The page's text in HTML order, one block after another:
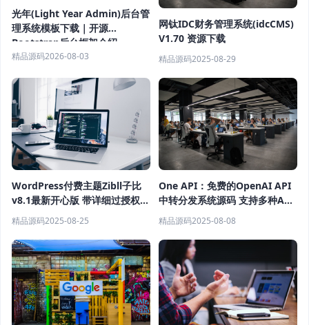
光年(Light Year Admin)后台管
理系统模板下载｜开源
Bootstrap后台框架介绍
精品源码2026-08-03
网钛IDC财务管理系统(idcCMS)
V1.70 资源下载
精品源码2025-08-29
WordPress付费主题Zibll子比
v8.1最新开心版 带详细过授权教
程
精品源码2025-08-25
One API：免费的OpenAI API
中转分发系统源码 支持多种API
中转接口
精品源码2025-08-08